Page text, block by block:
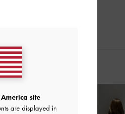
site
are displayed in